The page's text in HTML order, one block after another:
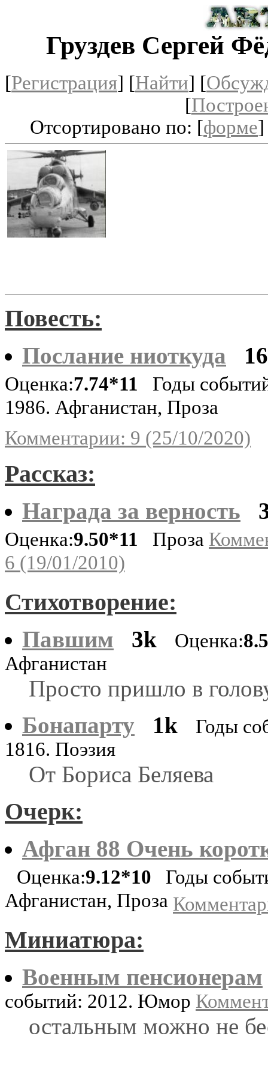
Груздев Сергей
[Регистрация] [Найти] [
[
Отсортировано по: [форме
Повесть:
Послание ниоткуда
Оценка:7.74*11 Годы
1986. Афганистан, Проза
Комментарии: 9 (25/10/2020)
Рассказ:
Награда за верность
Оценка:9.50*11 Проза
6 (19/01/2010)
Стихотворение:
Павшим 3k Оценка:
Афганистан
Просто пришло в
Бонапарту
1k
Годы
1816. Поэзия
От Бориса Беляева
Очерк:
Афган 88 Очень
Оценка:9.12*10 Годы
Афганистан, Проза
Миниатюра:
Военным пенсионерам
событий: 2012. Юмор
остальным можно не